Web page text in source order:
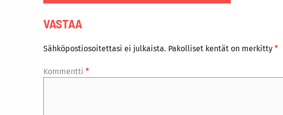
VASTAA
Sähköpostiosoitettasi ei julkaista. Pakolliset kentät on merkitty *
Kommentti *